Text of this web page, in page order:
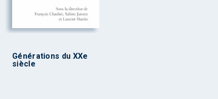
Générations du XXe
siècle